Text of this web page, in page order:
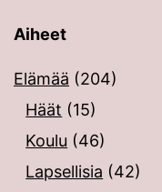
Aiheet
Elämää (204)
Häät (15)
Koulu (46)
Lapsellisia (42)